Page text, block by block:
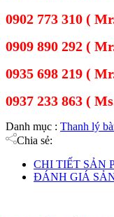
0902 773 310 (
0909 890 292 (
0935 698 219 (
0937 233 863 (
Danh mục : Thanh lý
Chia sẻ:
CHI TIẾT SẢN
ĐÁNH GIÁ